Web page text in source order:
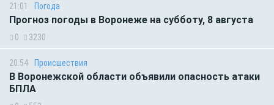
21:01 Погода
Прогноз погоды в Воронеже на субботу, 8 августа
0 3230
20:54 Происшествия
В Воронежской области объявили опасность атаки
БПЛА